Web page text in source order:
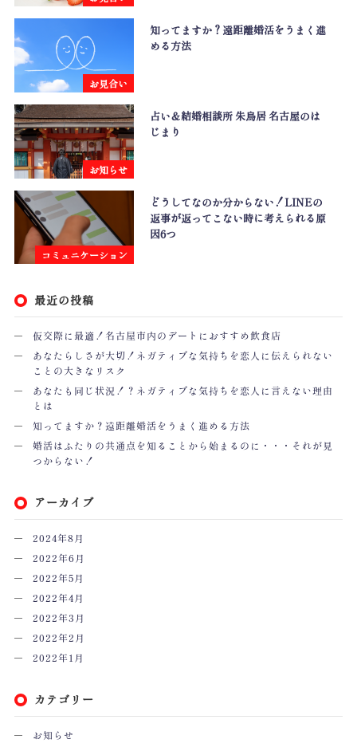
お見合い
知ってますか？遠距離婚活をうまく進
める方法
お知らせ
占い＆結婚相談所 朱鳥居 名古屋のは
じまり
コミュニケーション
どうしてなのか分からない！LINEの
返事が返ってこない時に考えられる原
因6つ
最近の投稿
仮交際に最適！名古屋市内のデートにおすすめ飲食店
あなたらしさが大切！ネガティブな気持ちを恋人に伝えられない
ことの大きなリスク
あなたも同じ状況！？ネガティブな気持ちを恋人に言えない理由
とは
知ってますか？遠距離婚活をうまく進める方法
婚活はふたりの共通点を知ることから始まるのに・・・それが見
つからない！
アーカイブ
2024年8月
2022年6月
2022年5月
2022年4月
2022年3月
2022年2月
2022年1月
カテゴリー
お知らせ